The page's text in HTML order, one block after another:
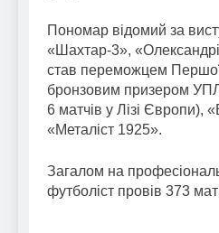
Пономар відомий за
«Шахтар-3»,
став переможцем Першої
бронзовим призером
6 матчів у Лізі Європи),
«Металіст 1925».
Загалом на
футболіст провів 373